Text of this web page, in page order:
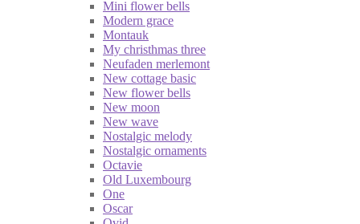
Mini flower bells
Modern grace
Montauk
My christhmas three
Neufaden merlemont
New cottage basic
New flower bells
New moon
New wave
Nostalgic melody
Nostalgic ornaments
Octavie
Old Luxembourg
One
Oscar